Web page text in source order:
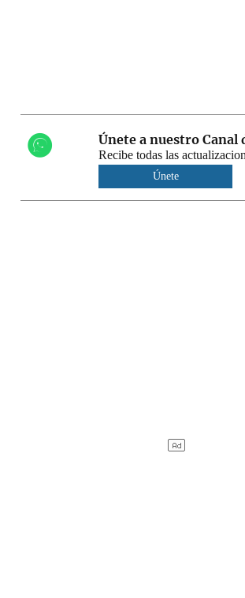
Únete a nuestro Canal
Recibe todas las
Únete